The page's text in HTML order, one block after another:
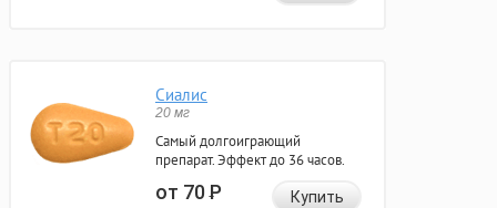
Сиалис
20 мг
Самый долгоиграющий
препарат. Эффект до 36 часов.
от 70Р Купить